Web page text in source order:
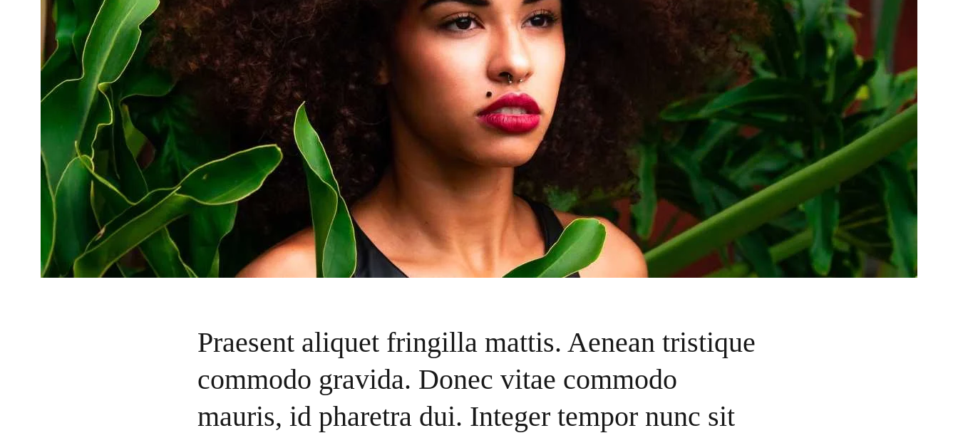
Praesent aliquet fringilla mattis. Aenean tristique
commodo gravida. Donec vitae commodo
mauris, id pharetra dui. Integer tempor nunc sit